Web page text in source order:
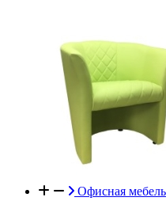
Офисная мебель